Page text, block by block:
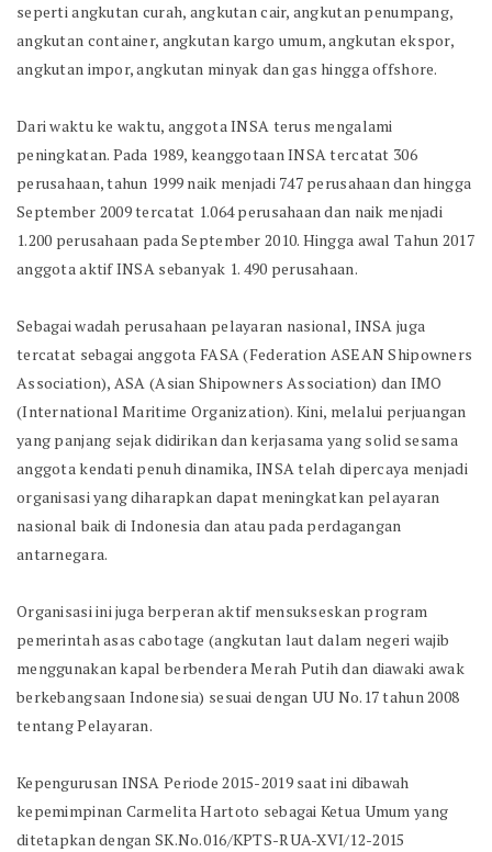
seperti angkutan curah, angkutan cair, angkutan penumpang,
angkutan container, angkutan kargo umum, angkutan ekspor,
angkutan impor, angkutan minyak dan gas hingga offshore.
Dari waktu ke waktu, anggota INSA terus mengalami
peningkatan. Pada 1989, keanggotaan INSA tercatat 306
perusahaan, tahun 1999 naik menjadi 747 perusahaan dan hingga
September 2009 tercatat 1.064 perusahaan dan naik menjadi
1.200 perusahaan pada September 2010. Hingga awal Tahun 2017
anggota aktif INSA sebanyak 1. 490 perusahaan.
Sebagai wadah perusahaan pelayaran nasional, INSA juga
tercatat sebagai anggota FASA (Federation ASEAN Shipowners
Association), ASA (Asian Shipowners Association) dan IMO
(International Maritime Organization). Kini, melalui perjuangan
yang panjang sejak didirikan dan kerjasama yang solid sesama
anggota kendati penuh dinamika, INSA telah dipercaya menjadi
organisasi yang diharapkan dapat meningkatkan pelayaran
nasional baik di Indonesia dan atau pada perdagangan
antarnegara.
Organisasi ini juga berperan aktif mensukseskan program
pemerintah asas cabotage (angkutan laut dalam negeri wajib
menggunakan kapal berbendera Merah Putih dan diawaki awak
berkebangsaan Indonesia) sesuai dengan UU No.17 tahun 2008
tentang Pelayaran.
Kepengurusan INSA Periode 2015-2019 saat ini dibawah
kepemimpinan Carmelita Hartoto sebagai Ketua Umum yang
ditetapkan dengan SK.No.016/KPTS-RUA-XVI/12-2015